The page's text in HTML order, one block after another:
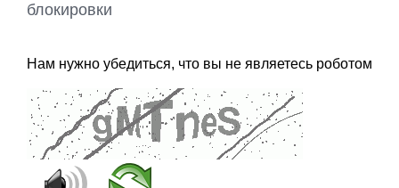
блокировки
Нам нужно убедиться, что вы не являетесь роботом